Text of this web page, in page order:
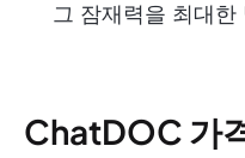
그 잠재력을 최대
ChatDOC 가